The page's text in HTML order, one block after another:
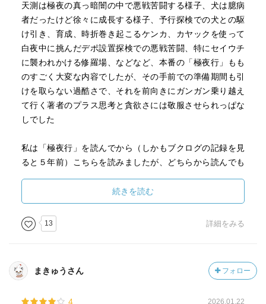
天測は極夜の真っ暗闇の中で悪戦苦闘する様子、犬は臆病
者だったけど徐々に成長する様子、予行探検での犬との駆
け引き、育成、時折巻き起こるケンカ、カヤックを使って
白夜中に挑んだデポ設置探検での悪戦苦闘、特にセイウチ
に襲われかける修羅場、などなど、本番の「極夜行」もも
のすごく大変な内容でしたが、その手前での準備期間も引
けを取らない過酷さで、それを前向きにガンガン乗り越え
て行く著者のプラス思考と貪欲さには敬服させられっぱな
しでした
私は「極夜行」を読んでから（しかもブクログの記録を見
ると５年前）こちらを読みましたが、どちらから読んでも
続きを読む
13 詳細をみる
まきゅうさん フォロー
4 2026.01.22